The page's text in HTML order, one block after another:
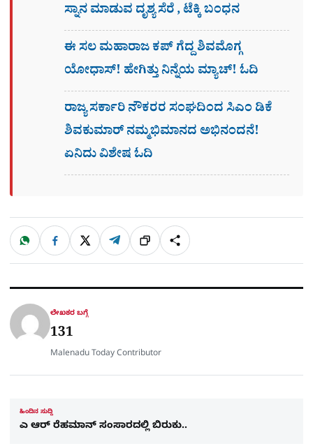
ಸ್ನಾನ ಮಾಡುವ ದೃಶ್ಯ ಸೆರೆ , ಟೆಕ್ಕಿ ಬಂಧನ
ಈ ಸಲ ಮಹಾರಾಜ ಕಪ್​ ಗೆದ್ದ ಶಿವಮೊಗ್ಗ
ಯೋಧಾಸ್​! ಹೇಗಿತ್ತು ನಿನ್ನೆಯ ಮ್ಯಾಚ್! ಓದಿ
ರಾಜ್ಯ ಸರ್ಕಾರಿ ನೌಕರರ ಸಂಘದಿಂದ ಸಿಎಂ ಡಿಕೆ
ಶಿವಕುಮಾರ್​ ನಮ್ಮಭಿಮಾನದ ಅಭಿನಂದನೆ!
ಏನಿದು ವಿಶೇಷ ಓದಿ
ಹಂಚಿಕೊಳ್ಳಿ
W
a
t
p
F
c
e
k
X T
l
e
m
ಲಿಂ
ಕ್
S
h
a
ಲೇಖಕರ ಬಗ್ಗೆ
131
Malenadu Today Contributor
ಹಿಂದಿನ ಸುದ್ದಿ
ಎ ಆರ್ ರೆಹಮಾನ್ ಸಂಸಾರದಲ್ಲಿ ಬಿರುಕು..